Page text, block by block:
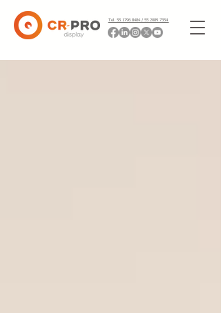
Tel. 55 1796 8484 / 55 2089 7354